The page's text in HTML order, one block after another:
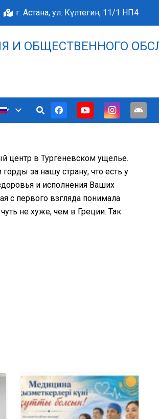
г. Астана, ул. Күлтегин, 11/1 НП4
ОБЩЕСТВЕННОГО
центр в Тургеневском ущелье.
за нашу страну, что есть у
и исполнения Ваших
с первого взгляда понимала
не хуже, чем в Греции. Так